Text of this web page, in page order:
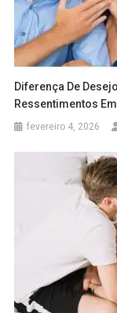
Diferença De
Ressentimentos
fevereiro 4, 2026